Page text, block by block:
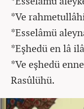
*Ve
*Esselâmü
*Eşhedü en lâ
*Ve eşhedü
Rasûlühü.